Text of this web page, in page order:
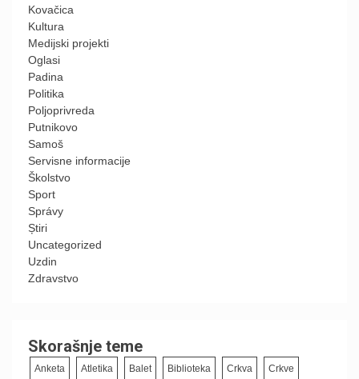
Kovačica
Kultura
Medijski projekti
Oglasi
Padina
Politika
Poljoprivreda
Putnikovo
Samoš
Servisne informacije
Školstvo
Sport
Správy
Știri
Uncategorized
Uzdin
Zdravstvo
Skorašnje teme
Anketa Atletika Balet Biblioteka Crkva Crkve